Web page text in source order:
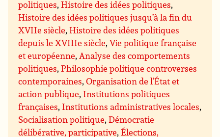
politiques,Histoire des idées politiques,
Histoire des idées politiques jusqu’à la fin du
XVIIe siècle,Histoire des idées politiques
depuis le XVIIIe siècle,Vie politique française
et européenne, Analyse des comportements
politiques,Philosophie politique controverses
contemporaines,Organisation de l’État et
action publique, Institutions politiques
françaises, Institutions administratives locales,
Socialisation politique,Démocratie
délibérative, participative,Élections,